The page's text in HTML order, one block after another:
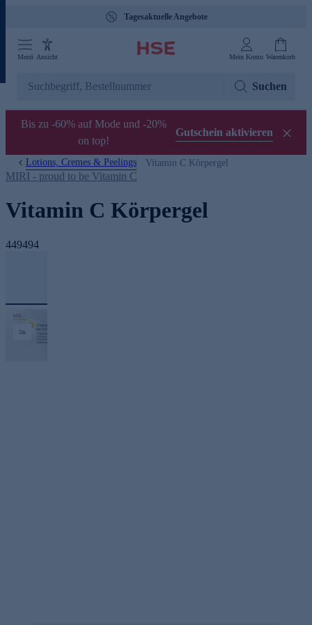
Tagesaktuelle Angebote
Menü Ansicht Mein Konto Warenkorb
Suchen
Bis zu -60% auf Mode und -20%
on top!
Gutschein aktivieren
Lotions, Cremes & Peelings Vitamin C Körpergel
MIRI - proud to be Vitamin C
Vitamin C Körpergel
449494